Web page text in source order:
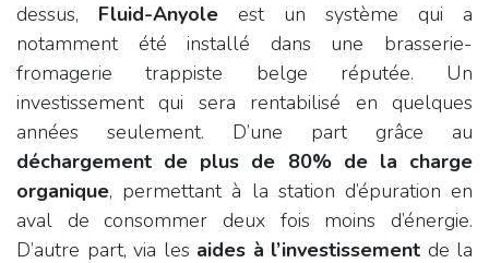
dessus, Fluid-Anyole est un système qui a
notamment été installé dans une brasserie-
fromagerie trappiste belge réputée. Un
investissement qui sera rentabilisé en quelques
années seulement. D’une part grâce au
déchargement de plus de 80% de la charge
organique, permettant à la station d’épuration en
aval de consommer deux fois moins d’énergie.
D’autre part, via les aides à l’investissement de la